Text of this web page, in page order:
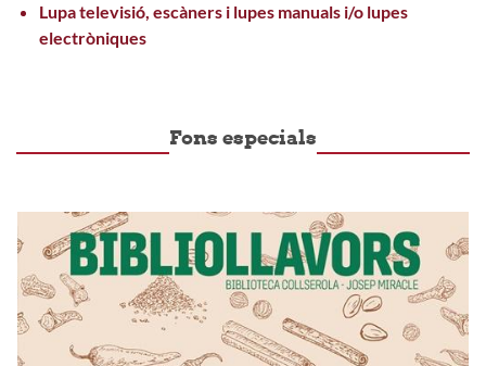
Lupa televisió, escàners i lupes manuals i/o lupes
electròniques
Fons especials